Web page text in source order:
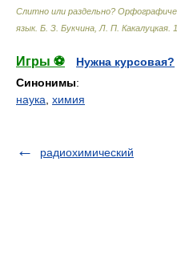
Слитно или раздельно?
язык. Б. З. Букчина, Л. П. Какалуцкая
Игры ⚽
Нужна курсовая?
Синонимы:
наука химия
радиохимический